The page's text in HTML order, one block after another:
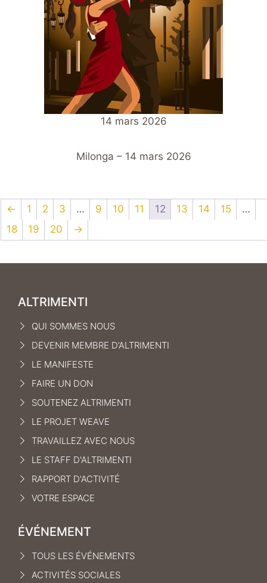
14 mars 2026
Milonga – 14 mars 2026
← 1 2 3 … 9 10 11 12 13 14 15
…
18
19 20 →
ALTRIMENTI
QUI SOMMES NOUS
DEVENIR MEMBRE D’ALTRIMENTI
LE MANIFESTE
FAIRE UN DON
SOUTENEZ ALTRIMENTI
LE PROJET WEAVE
TRAVAILLEZ AVEC NOUS
LE STAFF D'ALTRIMENTI
RAPPORT D'ACTIVITÉ
VOTRE ESPACE
ÉVÉNEMENT
TOUS LES ÉVÉNEMENTS
ACTIVITÉS SOCIALES